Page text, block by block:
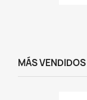
MÁS VENDIDOS